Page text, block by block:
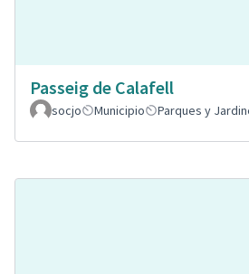
Passeig de Calafell
socjo
Municipio Parques y